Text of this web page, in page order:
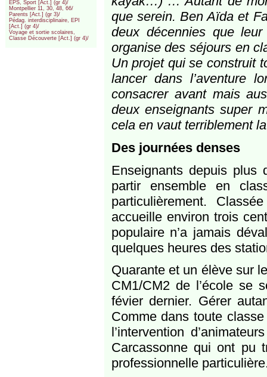
EPS, Sport [Act.] (gr 4)/
Montpellier 11, 30, 48, 66/
Parents [Act.] (gr 3)/
Pédag. interdisciplinaire, EPI
[Act.] (gr 4)/
Voyage et sortie scolaires,
Classe Découverte [Act.] (gr 4)/
que serein. Ben Aïda et
deux décennies que
organise des séjours en
Un projet qui se construit
lancer dans l’aventure
consacrer avant mais
deux enseignants super
cela en vaut terriblement
Des journées denses
Enseignants depuis plus
partir ensemble en
particulièrement.
accueille environ trois
populaire n’a jamais
quelques heures des
Quarante et un élève sur
CM1/CM2 de l’école se
févier dernier. Gérer
Comme dans toute
l’intervention
Carcassonne qui ont pu
professionnelle